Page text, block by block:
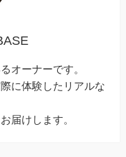
オーナーです。
に体験したリアルな
届けします。